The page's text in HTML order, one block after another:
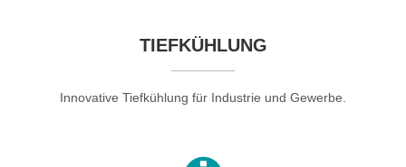
TIEFKÜHLUNG
Innovative Tiefkühlung für Industrie und Gewerbe.